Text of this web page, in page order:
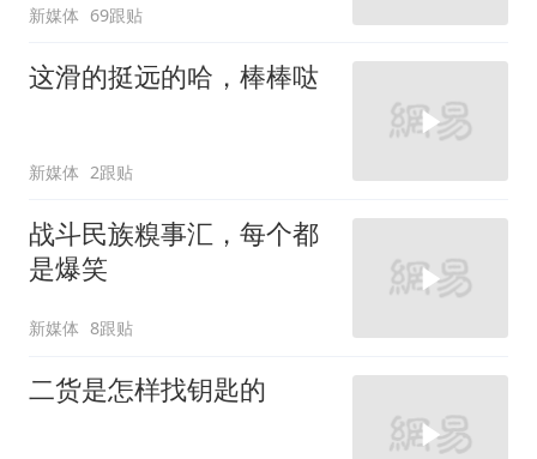
新媒体 69跟贴
这滑的挺远的哈，棒棒哒
新媒体 2跟贴
战斗民族糗事汇，每个都
是爆笑
新媒体 8跟贴
二货是怎样找钥匙的